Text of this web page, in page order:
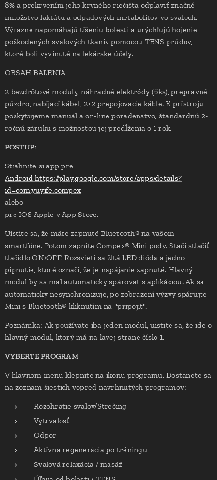
8% a prekrvením jeho krvného riečišťa odplaviť značné
množstvo laktátu a odpadových metabolitov vo svaloch.
Výrazne napomáhajú tíšeniu bolesti a urýchľujú hojenie
poškodených svalových tkanív pomocou TENS prúdov,
ktoré boli vyvinuté na lekárske účely.
OBSAH BALENIA
2 bezdrôtové moduly, náhradné elektródy (6ks), prepravné
púzdro, nabíjací kábel, 2+2 prepojovacie káble. K prístroju
poskytujeme manuál a on-line poradenstvo, štandardnú 2-
ročnú záruku s možnosťou jej predĺženia o 1 rok.
POSTUP:
Stiahnite si app pre
Androidhttps://play.google.com/store/apps/details?
id=com.yuyife.compex
alebo
pre IOS Apple v App Store.
Uistite sa, že máte zapnuté Bluetooth® na vašom
smartfóne. Potom zapnite Compex® Mini pody. Stačí stlačiť
tlačidlo ON/OFF. Rozsvieti sa žltá LED dióda a jedno
pípnutie, ktoré označí, že je napájanie zapnuté. Hlavný
modul by sa mal automaticky spárovať s aplikáciou. Ak sa
automaticky nesynchronizuje, po zobrazení výzvy spárujte
Mini s Bluetooth® kliknutím na "pripojiť".
Poznámka: Ak používate iba jeden modul, uistite sa, že ide o
hlavný modul, ktorý má na ľavej strane číslo 1.
VYBERTE PROGRAM
V hlavnom menu klepnite na ikonu programu. Dostanete sa
na zoznam šiestich vopred navrhnutých programov:
Rozohratie svalov/Strečing
Vytrvalosť
Odpor
Aktívna regenerácia po tréningu
Svalová relaxácia / masáž